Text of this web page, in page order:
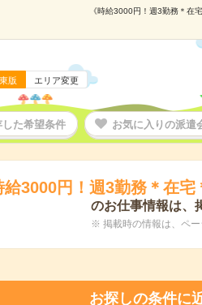
《時給3000円！週3勤務＊在
版 エリア変更
した希望条件 お気に入りの派遣
給3000円！週3勤務＊在
のお仕事情報は、
※ 掲載時の情報は、ペー
お探しの条件に